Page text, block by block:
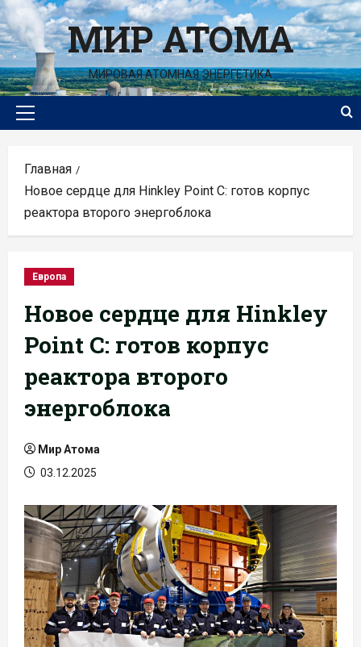
Перейти
к
содержимомуМИР АТОМА
МИРОВАЯ АТОМНАЯ ЭНЕРГЕТИКА
Основное
Главная
Новое сердце для Hinkley Point C: готов корпус
реактора второго энергоблока
Европа
Новое сердце для Hinkley
Point C: готов корпус
реактора второго
энергоблока
Мир Атома
03.12.2025